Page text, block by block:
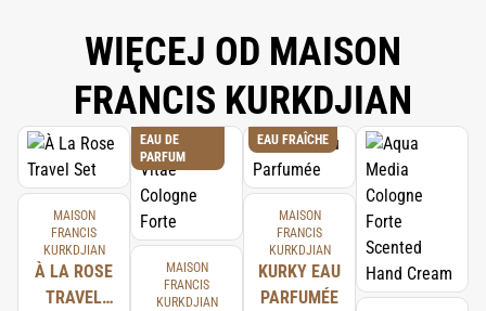
WIĘCEJ OD MAISON
FRANCIS KURKDJIAN
MAISON
FRANCIS
KURKDJIAN
À LA ROSE
TRAVEL
EAU DE
PARFUM
MAISON
FRANCIS
KURKDJIAN
EAU FRAÎCHE
MAISON
FRANCIS
KURKDJIAN
KURKY EAU
PARFUMÉE